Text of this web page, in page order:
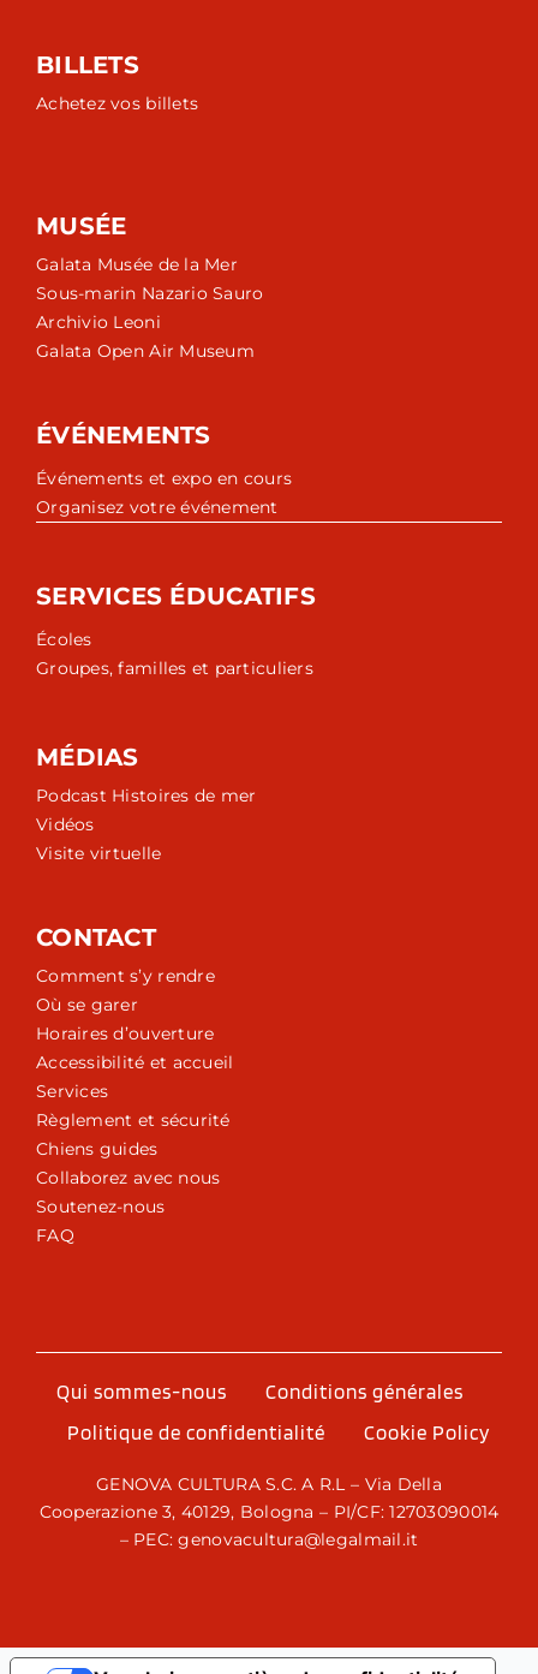
BILLETS
Achetez vos billets
MUSÉE
Galata Musée de la Mer
Sous-marin Nazario Sauro
Archivio Leoni
Galata Open Air Museum
ÉVÉNEMENTS
Événements et expo en cours
Organisez votre événement
SERVICES ÉDUCATIFS
Écoles
Groupes, familles et particuliers
MÉDIAS
Podcast Histoires de mer
Vidéos
Visite virtuelle
CONTACT
Comment s’y rendre
Où se garer
Horaires d’ouverture
Accessibilité et accueil
Services
Règlement et sécurité
Chiens guides
Collaborez avec nous
Soutenez-nous
FAQ
Qui sommes-nous
Conditions générales
Politique de confidentialité
Cookie Policy
GENOVA CULTURA S.C. A R.L – Via Della
Cooperazione 3, 40129, Bologna – PI/CF: 12703090014
– PEC: genovacultura@legalmail.it